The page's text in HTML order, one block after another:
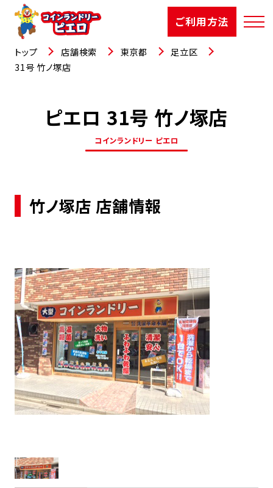
ご利用方法
店舗検索
選ばれる理由
お知らせ
よくあるご質問
FCオーナー募集中
トップ 店舗検索 東京都
足立区
31号 竹ノ塚店
ピエロ 31号 竹ノ塚店
コインランドリー ピエロ
竹ノ塚店 店舗情報